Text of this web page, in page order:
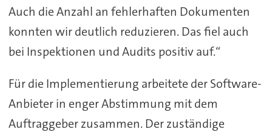
Auch die Anzahl an fehlerhaften Dokumenten
konnten wir deutlich reduzieren. Das fiel auch
bei Inspektionen und Audits positiv auf.“
Für die Implementierung arbeitete der Software-
Anbieter in enger Abstimmung mit dem
Auftraggeber zusammen. Der zuständige